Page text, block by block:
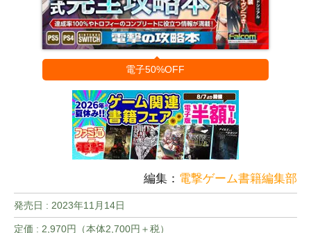
電子50%OFF
編集： 電撃ゲーム書籍編集部
発売日 : 2023年11月14日
定価 : 2,970円（本体2,700円＋税）